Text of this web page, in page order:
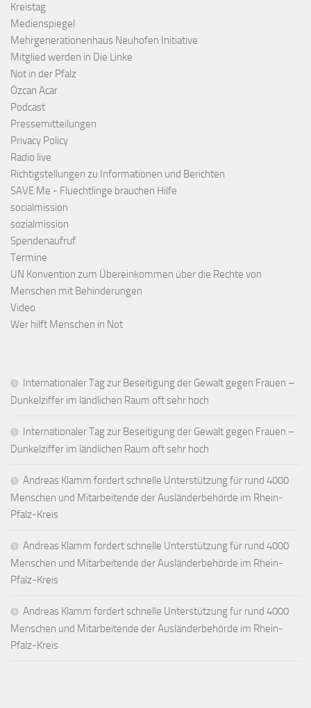
Kreistag
Medienspiegel
Mehrgenerationenhaus Neuhofen Initiative
Mitglied werden in Die Linke
Not in der Pfalz
Özcan Acar
Podcast
Pressemitteilungen
Privacy Policy
Radio live
Richtigstellungen zu Informationen und Berichten
SAVE Me - Fluechtlinge brauchen Hilfe
socialmission
sozialmission
Spendenaufruf
Termine
UN Konvention zum Übereinkommen über die Rechte von
Menschen mit Behinderungen
Video
Wer hilft Menschen in Not
Internationaler Tag zur Beseitigung der Gewalt gegen Frauen –
Dunkelziffer im ländlichen Raum oft sehr hoch
Internationaler Tag zur Beseitigung der Gewalt gegen Frauen –
Dunkelziffer im ländlichen Raum oft sehr hoch
Andreas Klamm fordert schnelle Unterstützung für rund 4000
Menschen und Mitarbeitende der Ausländerbehörde im Rhein-
Pfalz-Kreis
Andreas Klamm fordert schnelle Unterstützung für rund 4000
Menschen und Mitarbeitende der Ausländerbehörde im Rhein-
Pfalz-Kreis
Andreas Klamm fordert schnelle Unterstützung für rund 4000
Menschen und Mitarbeitende der Ausländerbehörde im Rhein-
Pfalz-Kreis